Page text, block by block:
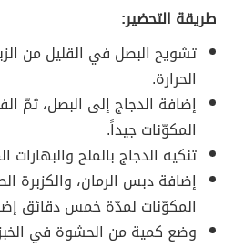
طريقة التحضير:
تشويح البصل في القليل من
الحرارة.
إضافة الدجاج إلى البصل، ثمّ
المكوّنات جيداً.
تنكيه الدجاج بالملح والبهارات
إضافة دبس الرمان، والكزبرة
المكوّنات لمدّة خمس دقائق
وضع كمية من الحشوة في